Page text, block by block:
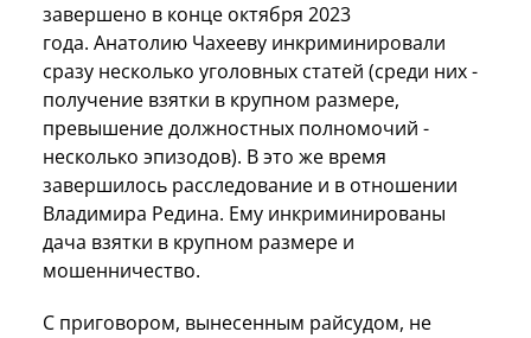
завершено в конце октября 2023
года. Анатолию Чахееву инкриминировали
сразу несколько уголовных статей (среди них -
получение взятки в крупном размере,
превышение должностных полномочий -
несколько эпизодов). В это же время
завершилось расследование и в отношении
Владимира Редина. Ему инкриминированы
дача взятки в крупном размере и
мошенничество.
С приговором, вынесенным райсудом, не